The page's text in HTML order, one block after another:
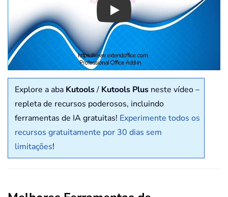
Play
Explore a aba Kutools/ Kutools Plus neste vídeo –
repleta de recursos poderosos, incluindo
ferramentas de IA gratuitas! Experimente todos os
recursos gratuitamente por 30 dias sem
limitações!